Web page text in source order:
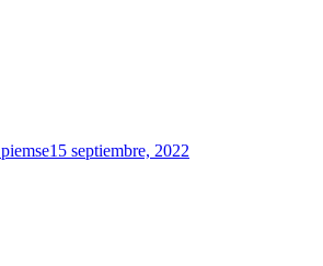
piemse15 septiembre, 2022